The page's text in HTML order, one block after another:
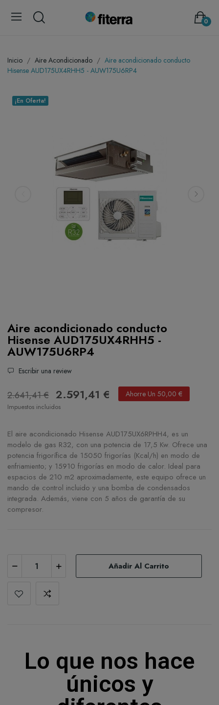
0
Inicio Aire Acondicionado
Aire acondicionado conducto
Hisense AUD175UX4RHH5 - AUW175U6RP4
¡En Oferta!
Aire acondicionado conducto
Hisense AUD175UX4RHH5 -
AUW175U6RP4
Escribir una review
2.641,41 € 2.591,41 € Ahorre Un 50,00 €
Impuestos incluidos
El aire acondicionado Hisense AUD175UX6RPHH4, es un
modelo de gas R32, con una potencia de 17,5 Kw. Ofrece una
potencia frigorífica de 15050 frigorías (Kcal/h) en modo de
enfriamiento; y 15910 frigorías en modo de calor. Ideal para
espacios de 210 m2 aproximadamente, este equipo ofrece un
mando de control incluido y una bomba de condensados
integrada. Además, viene con 5 años de garantía de su
compresor.
Añadir Al Carrito
Lo que nos hace
únicos y